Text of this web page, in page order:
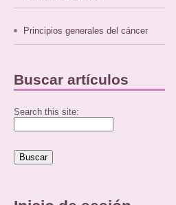
Principios generales del cáncer
Buscar artículos
Search this site: